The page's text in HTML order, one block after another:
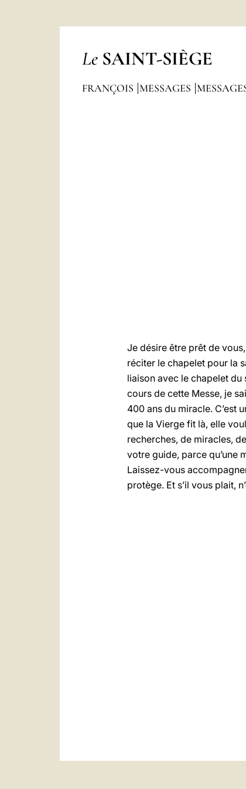
Le SAINT-SIÈGE
FRANÇOIS MESSAGES
Je désire être prêt de
réciter le chapelet pour la
liaison avec le chapelet du
cours de cette Messe, je
400 ans du miracle. C’est
que la Vierge fit là, elle
recherches, de miracles,
votre guide, parce qu’une
Laissez-vous
protège. Et s’il vous plait,